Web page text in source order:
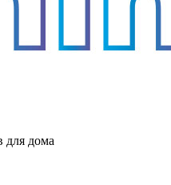
для дома